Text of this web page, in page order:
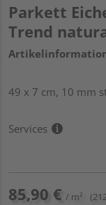
Parkett
Trend
49 x 7 cm, 10 mm
Services
85,90 € / m²